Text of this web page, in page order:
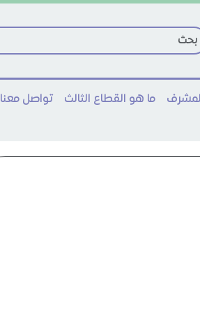
ما هو القطاع الثالث تواصل معنا